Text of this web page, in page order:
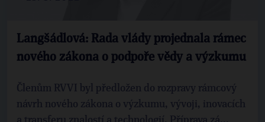
Langšádlová: Rada vlády projednala rámec
nového zákona o podpoře vědy a výzkumu
Členům RVVI byl předložen do rozpravy rámcový
návrh nového zákona o výzkumu, vývoji, inovacích